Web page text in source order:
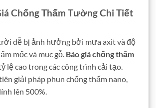
Chống Thấm Tường Chi Tiết
dễ bị ảnh hưởng bởi mưa axit và độ
mốc và mục gỗ. Báo giá chống thấm
lệ cao trong các công trình cải tạo.
giải pháp phun chống thấm nano,
lên 500%.